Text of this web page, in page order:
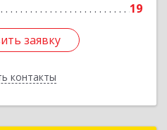
19
заявку
контакты
заявку